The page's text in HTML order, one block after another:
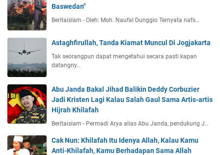
Baswedan"
Beritaislam - Oleh: Moh. Naufal Dunggio Ternyata nafs…
Astaghfirullah, Tanda Kiamat Muncul Di Jogjakarta
Tak seorangpun dapat mengetahui secara pasti kapan
datangny…
Abu Janda Bakal Jihad Balikin Deddy Corbuzier
Jadi Kristen Lagi Kalau Salah Gaul Sama Artis-artis
Hijrah Khilafah
Beritaislam - Permadi Arya alias Abu Janda, pendukung J…
Cak Nun: Khilafah Itu Idenya Allah, Kalau Kamu
Anti-Khilafah, Kamu Berhadapan Sama Allah